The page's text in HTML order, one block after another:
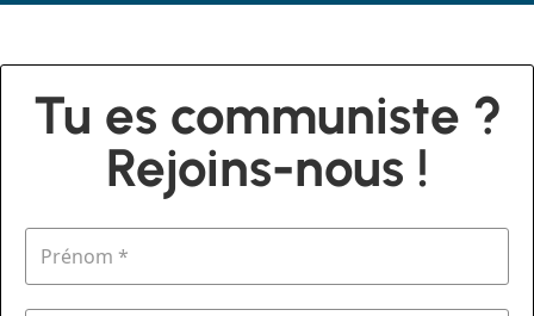
Tu es communiste ?
Rejoins-nous !